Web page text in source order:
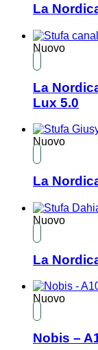
La
Nuovo
La
Lux 5.0
Nuovo
La
Nuovo
La
Nuovo
Nobis –